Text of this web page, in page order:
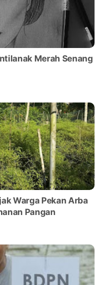
Merah Senang
Warga Pekan Arba
Pangan